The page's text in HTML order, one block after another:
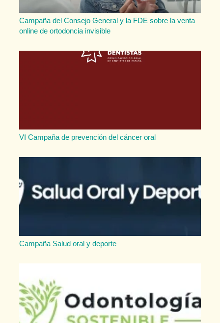
Campaña del Consejo General y la FDE sobre la venta
online de ortodoncia invisible
VI Campaña de prevención del cáncer oral
Campaña Salud oral y deporte